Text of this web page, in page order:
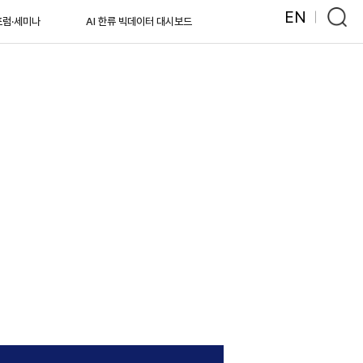
럼·세미나 AI 한류 빅데이터 대시보드 EN